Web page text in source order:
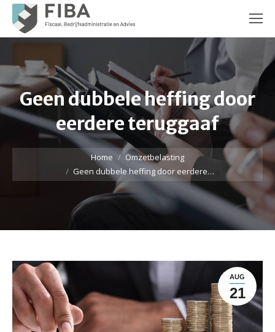
Geen dubbele heffing door
eerdere teruggaaf
Je bent hier:
Home
Omzetbelasting
Geen dubbele heffing door eerdere…
AUG
21